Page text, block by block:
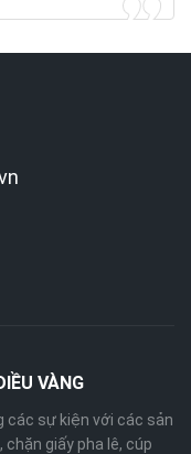
VÀNG
các sự kiện với các sản
chặn giấy pha lê, cúp